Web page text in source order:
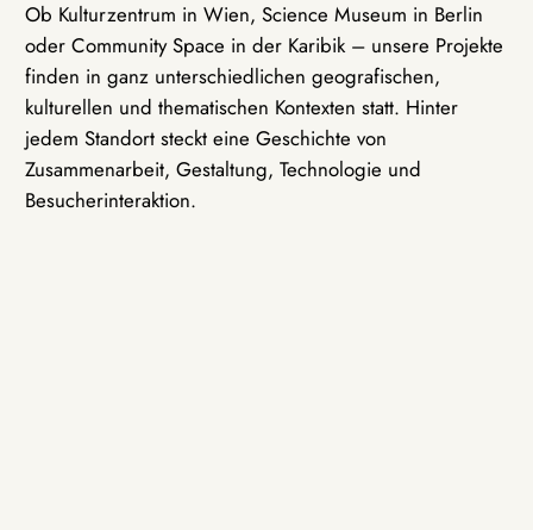
Ob Kulturzentrum in Wien, Science Museum in Berlin
oder Community Space in der Karibik – unsere Projekte
finden in ganz unterschiedlichen geografischen,
kulturellen und thematischen Kontexten statt. Hinter
jedem Standort steckt eine Geschichte von
Zusammenarbeit, Gestaltung, Technologie und
Besucherinteraktion.